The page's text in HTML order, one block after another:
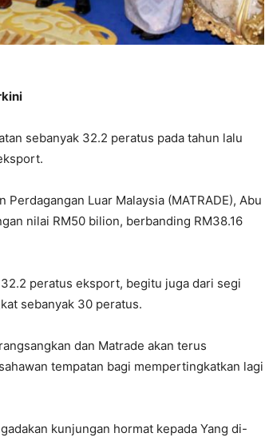
sebanyak 32.2 peratus pada tahun lalu
Luar Malaysia (MATRADE), Abu
nilai RM50 bilion, berbanding RM38.16
peratus eksport, begitu juga dari segi
sebanyak 30 peratus.
dan Matrade akan terus
tempatan bagi mempertingkatkan lagi
kunjungan hormat kepada Yang di-